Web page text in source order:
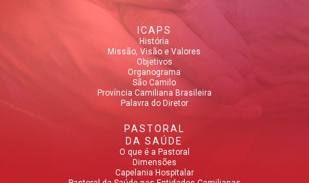
ICAPS
História
Missão, Visão e Valores
Objetivos
Organograma
São Camilo
Província Camiliana Brasileira
Palavra do Diretor
PASTORAL
DA SAÚDE
O que é a Pastoral
Dimensões
Capelania Hospitalar